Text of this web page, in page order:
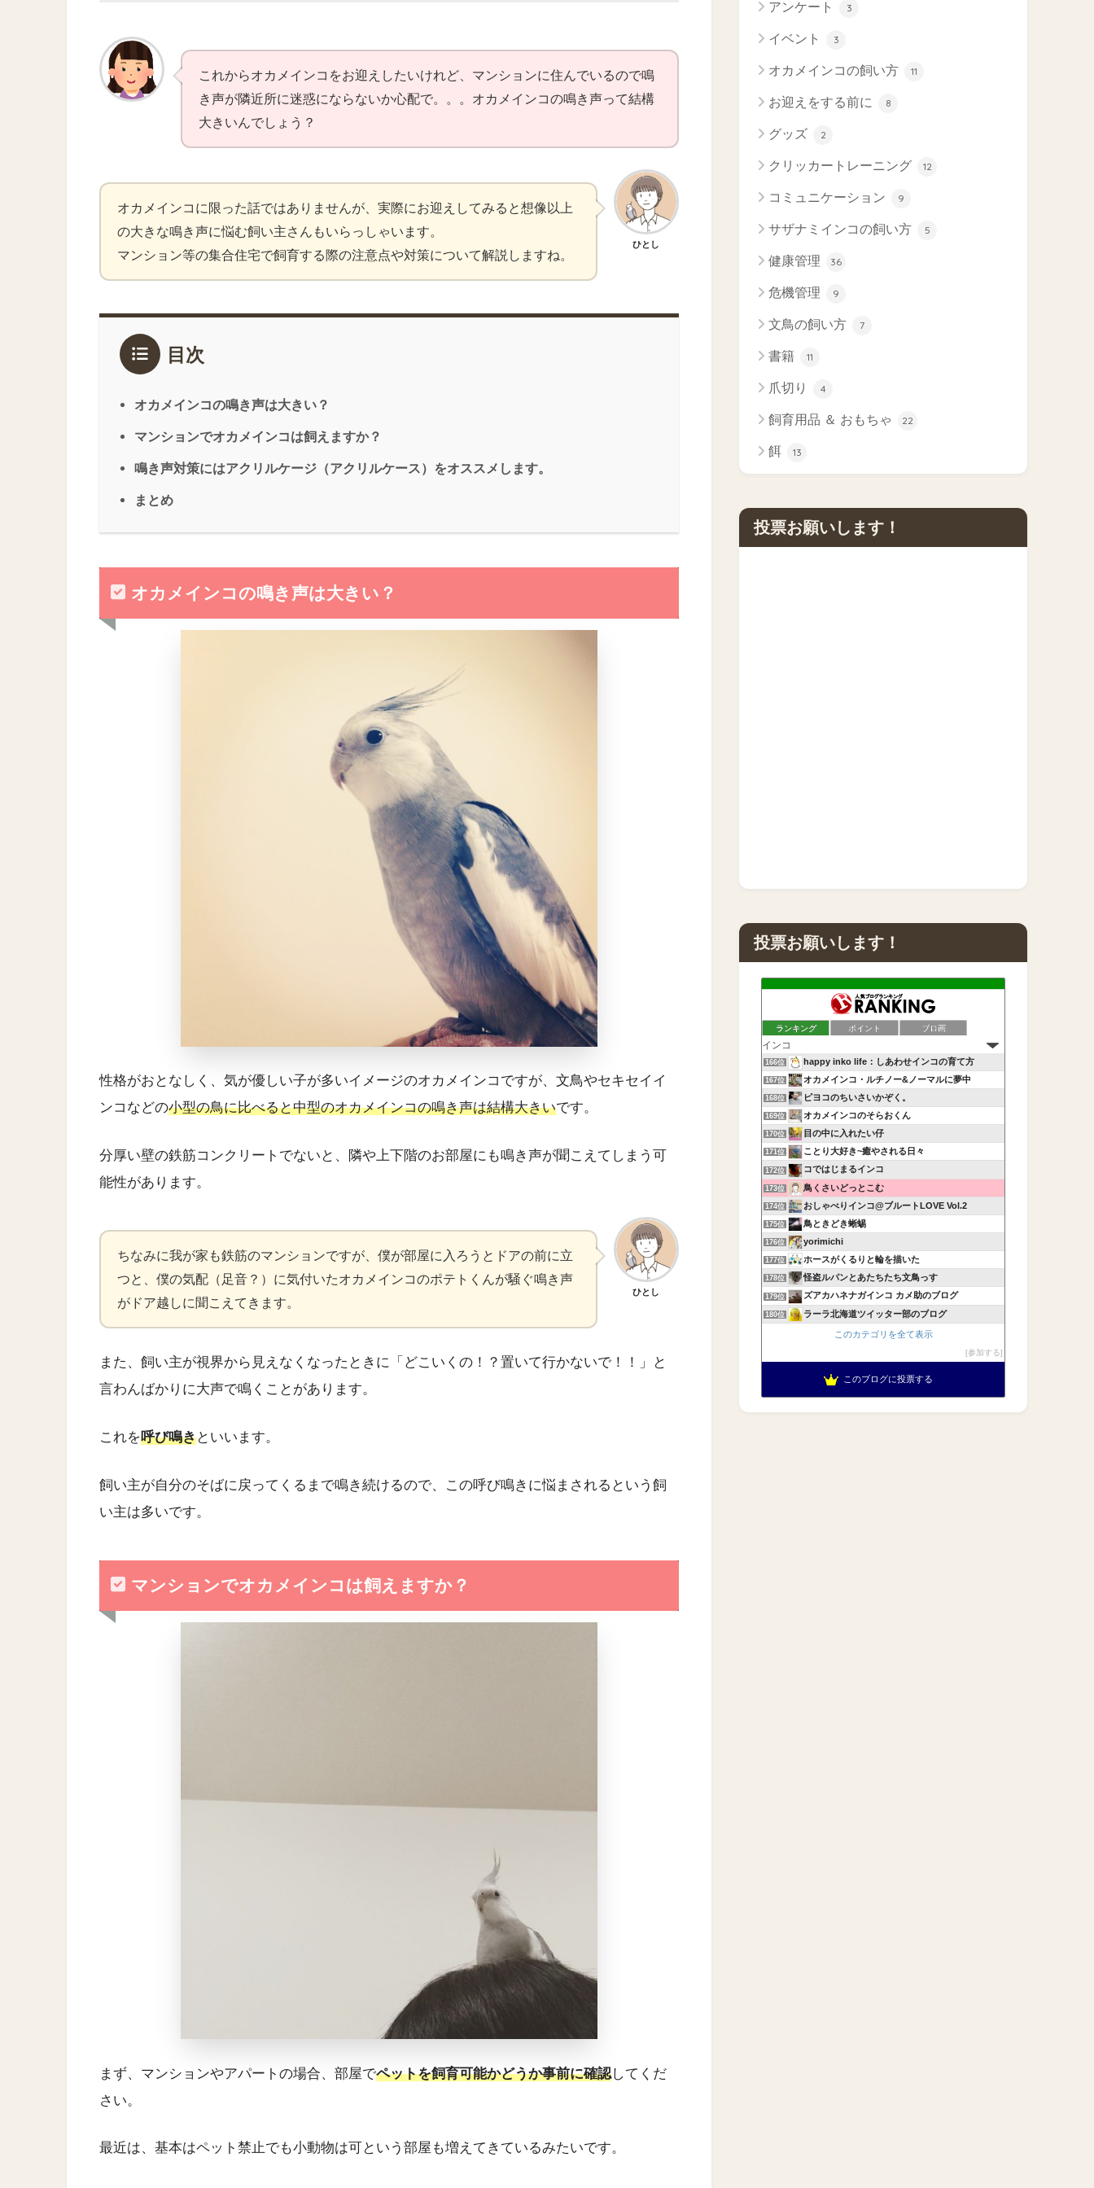
これからオカメインコをお迎えしたいけれど、マンションに住んでいるので鳴
き声が隣近所に迷惑にならないか心配で。。。オカメインコの鳴き声って結構
大きいんでしょう？
ひとし
オカメインコに限った話ではありませんが、実際にお迎えしてみると想像以上
の大きな鳴き声に悩む飼い主さんもいらっしゃいます。
マンション等の集合住宅で飼育する際の注意点や対策について解説しますね。
目次
オカメインコの鳴き声は大きい？
マンションでオカメインコは飼えますか？
鳴き声対策にはアクリルケージ（アクリルケース）をオススメします。
まとめ
オカメインコの鳴き声は大きい？
性格がおとなしく、気が優しい子が多いイメージのオカメインコですが、文鳥やセキセイイ
ンコなどの小型の鳥に比べると中型のオカメインコの鳴き声は結構大きいです。
分厚い壁の鉄筋コンクリートでないと、隣や上下階のお部屋にも鳴き声が聞こえてしまう可
能性があります。
ひとし
ちなみに我が家も鉄筋のマンションですが、僕が部屋に入ろうとドアの前に立
つと、僕の気配（足音？）に気付いたオカメインコのポテトくんが騒ぐ鳴き声
がドア越しに聞こえてきます。
また、飼い主が視界から見えなくなったときに「どこいくの！？置いて行かないで！！」と
言わんばかりに大声で鳴くことがあります。
これを呼び鳴きといいます。
飼い主が自分のそばに戻ってくるまで鳴き続けるので、この呼び鳴きに悩まされるという飼
い主は多いです。
マンションでオカメインコは飼えますか？
まず、マンションやアパートの場合、部屋でペットを飼育可能かどうか事前に確認してくだ
さい。
最近は、基本はペット禁止でも小動物は可という部屋も増えてきているみたいです。
アンケート 3
イベント 3
オカメインコの飼い方 11
お迎えをする前に 8
グッズ 2
クリッカートレーニング 12
コミュニケーション 9
サザナミインコの飼い方 5
健康管理 36
危機管理 9
文鳥の飼い方 7
書籍 11
爪切り 4
飼育用品 ＆ おもちゃ 22
餌 13
投票お願いします！
投票お願いします！
ランキング ポイント ブロ画
166位 happy inko life：しあわせインコの育て方
167位 オカメインコ・ルチノー&ノーマルに夢中
168位 ピヨコのちいさいかぞく。
169位 オカメインコのそらおくん
170位 目の中に入れたい仔
171位 ことり大好き~癒やされる日々
172位 コではじまるインコ
173位 鳥くさいどっとこむ
174位 おしゃべりインコ@ブルートLOVE Vol.2
175位 鳥ときどき蜥蜴
176位 yorimichi
177位 ホースがくるりと輪を描いた
178位 怪盗ルパンとあたちたち文鳥っす
179位 ズアカハネナガインコ カメ助のブログ
180位 ラーラ北海道ツイッター部のブログ
このカテゴリを全て表示
参加する
このブログに投票する